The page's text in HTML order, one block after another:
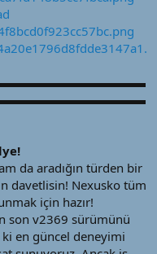
da aradığın türden bir
davetlisin! Nexusko tüm
için hazır!
son v2369 sürümünü
en güncel deneyimi